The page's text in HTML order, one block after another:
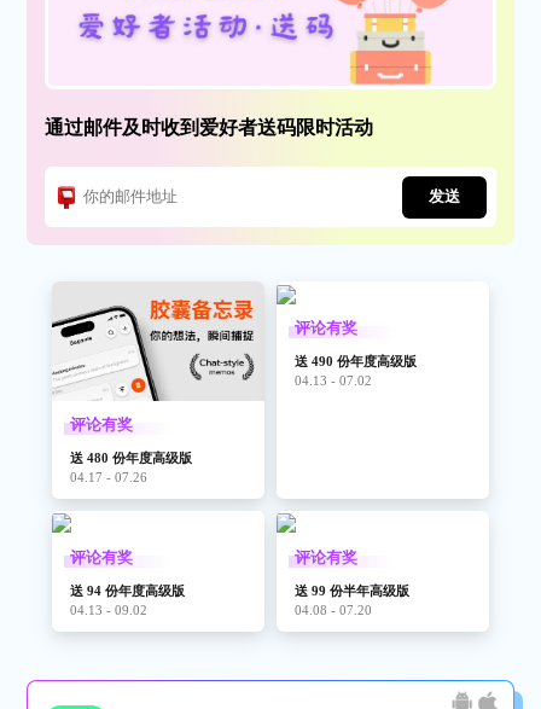
通过邮件及时收到爱好者送码限时活动
发送
评论有奖
送 480 份年度高级版
04.17 - 07.26
评论有奖
送 490 份年度高级版
04.13 - 07.02
评论有奖
送 94 份年度高级版
04.13 - 09.02
评论有奖
送 99 份半年高级版
04.08 - 07.20